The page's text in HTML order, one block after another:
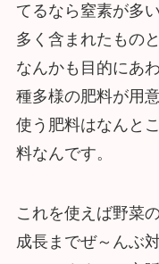
てるなら窒素が多
多く含まれたもの
なんかも目的にあ
種多様の肥料が用
使う肥料はなんと
料なんです。
これを使えば野菜
成長までぜ～んぶ